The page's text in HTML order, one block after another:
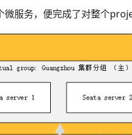
微服务，便完成了对整个